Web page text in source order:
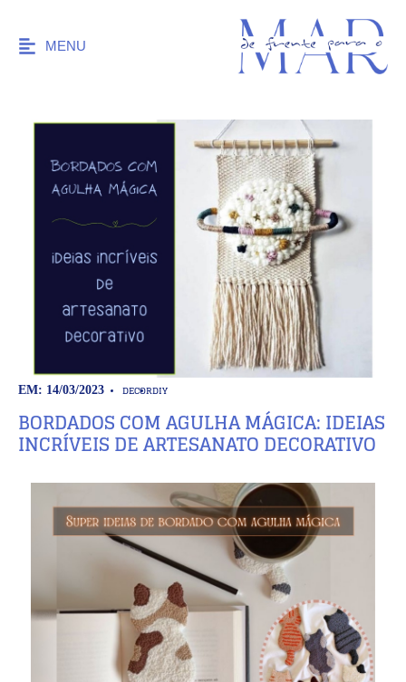
MENU
EM: 14/03/2023 DECORDIY
BORDADOS COM AGULHA MÁGICA: IDEIAS
INCRÍVEIS DE ARTESANATO DECORATIVO